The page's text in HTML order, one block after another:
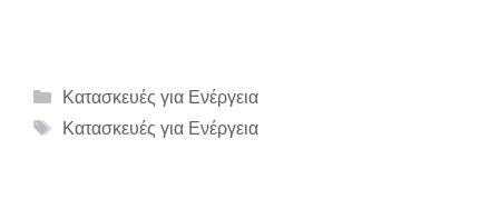
Κατηγορίες
Κατασκευές για Ενέργεια
Ετικέτες
Κατασκευές για Ενέργεια